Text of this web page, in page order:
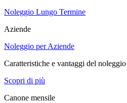
Noleggio Lungo Termine
Aziende
Noleggio per Aziende
Caratteristiche e vantaggi del noleggio
Scopri di più
Canone mensile